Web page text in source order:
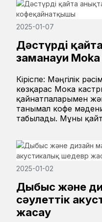
2025-01-07
Дәстүрді
заманауи
Кіріспе: Мәңгілік
көзқарас Мока
қайнатпаларымен
танымал кофе
табылады. Мұны
2025-01-02
Дыбыс және
сәулеттік
жасау